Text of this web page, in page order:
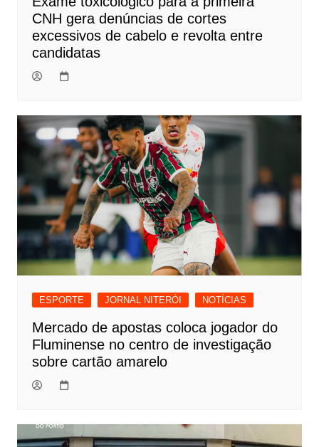
CNH gera denúncias de cortes
excessivos de cabelo e revolta entre
candidatas
ESPORTE JORNAL NITERÓI NOTÍCIAS
Mercado de apostas coloca jogador do
Fluminense no centro de investigação
sobre cartão amarelo